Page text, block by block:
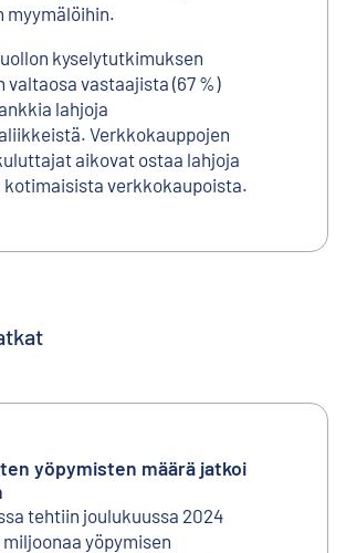
myymälöihin.
kyselytutkimuksen
valtaosa vastaajista (67 %)
lahjoja
Verkkokauppojen
aikovat ostaa lahjoja
kotimaisista verkkokaupoista.
yöpymisten määrä jatkoi
tehtiin joulukuussa 2024
miljoonaa yöpymisen